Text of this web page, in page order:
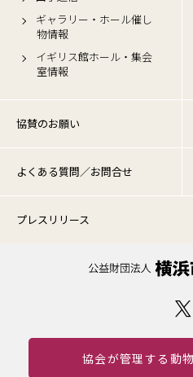
ギャラリー・ホール催し
物情報
イギリス館ホール・集会
室情報
協賛のお願い
よくある質問／お問合せ
プレスリリース
協会が管理する動